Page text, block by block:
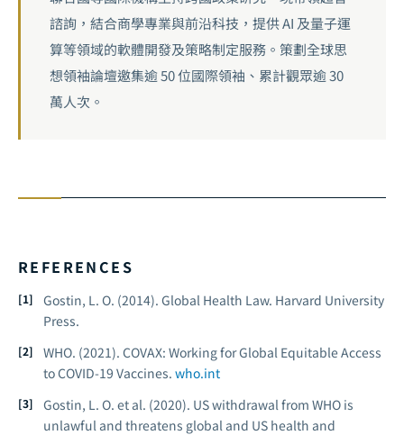
諮詢，結合商學專業與前沿科技，提供 AI 及量子運
算等領域的軟體開發及策略制定服務。策劃全球思
想領袖論壇邀集逾 50 位國際領袖、累計觀眾逾 30
萬人次。
REFERENCES
Gostin, L. O. (2014). Global Health Law. Harvard University
Press.
WHO. (2021). COVAX: Working for Global Equitable Access
to COVID-19 Vaccines. who.int
Gostin, L. O. et al. (2020). US withdrawal from WHO is
unlawful and threatens global and US health and